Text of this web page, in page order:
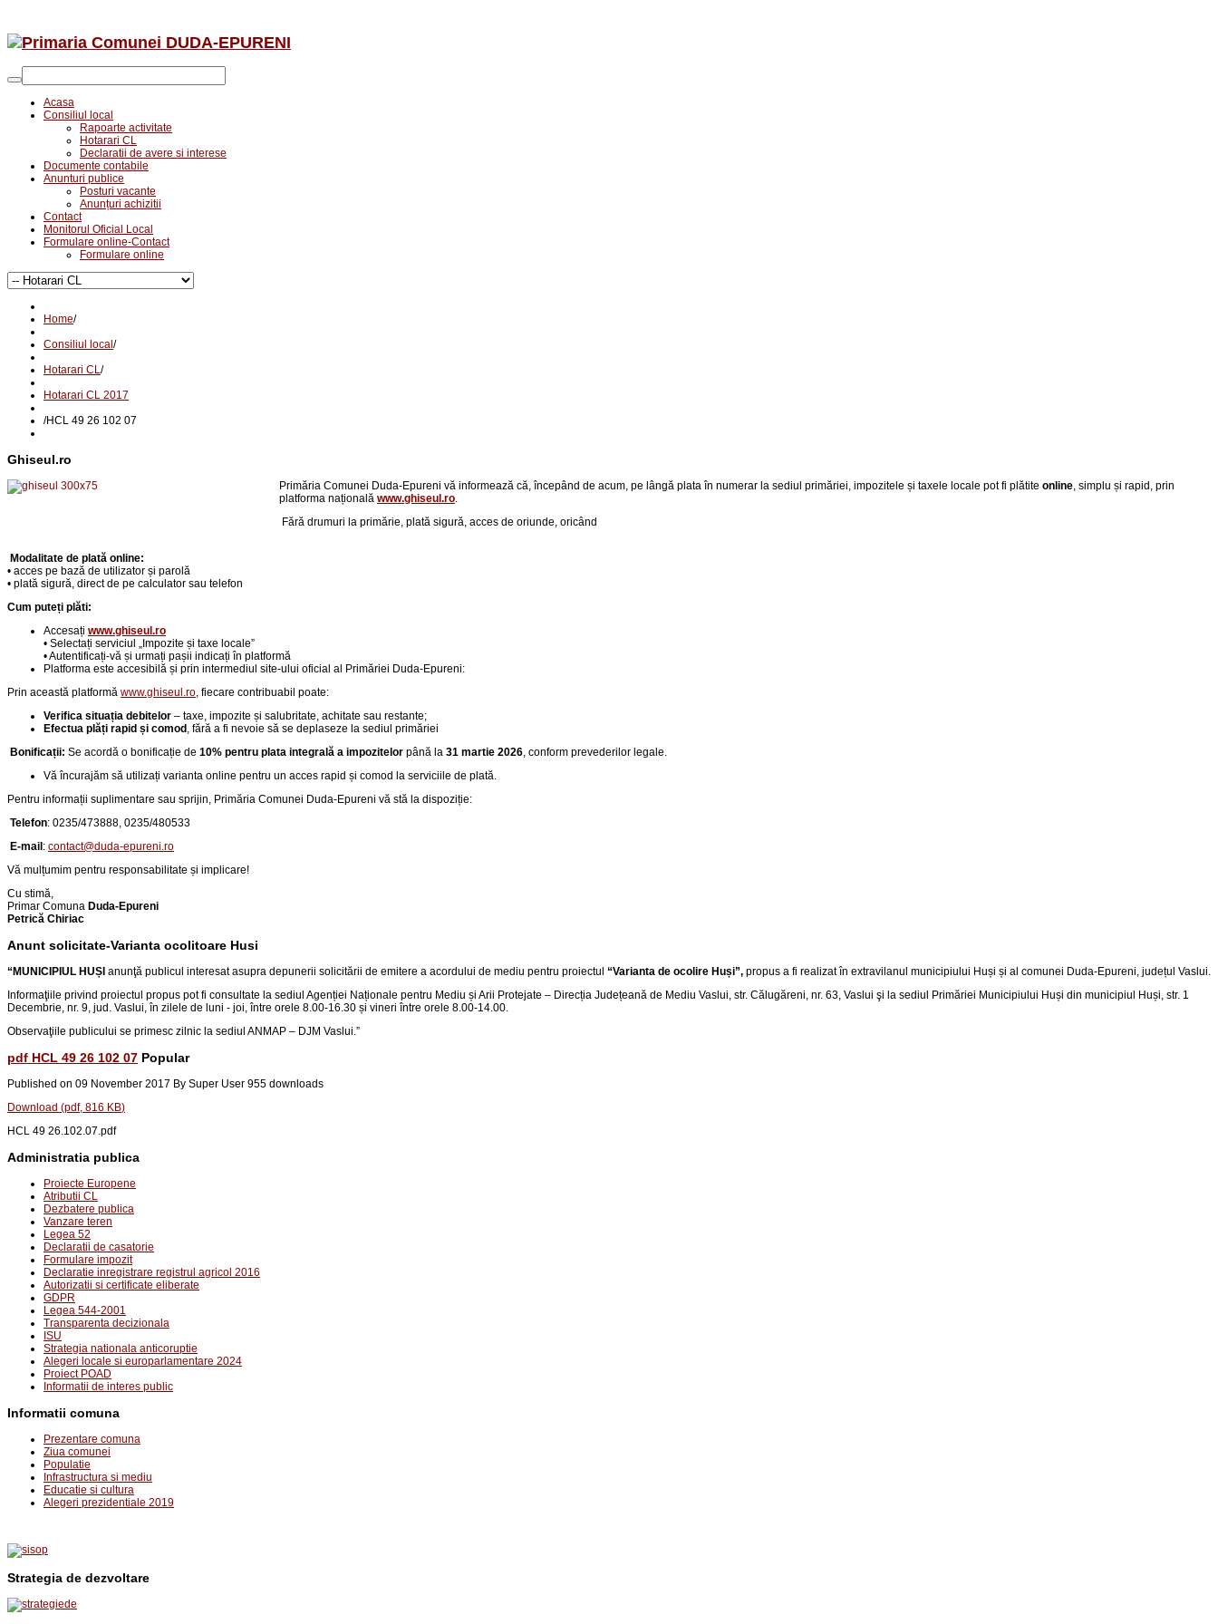
Acasa
Consiliul local
Rapoarte activitate
Hotarari CL
Declaratii de avere si interese
Documente contabile
Anunturi publice
Posturi vacante
Anunțuri achizitii
Contact
Monitorul Oficial Local
Formulare online-Contact
Formulare online
Home/
Consiliul local/
Hotarari CL/
Hotarari CL 2017
/HCL 49 26 102 07
Ghiseul.ro
Primăria Comunei Duda-Epureni vă informează că, începând de acum, pe lângă plata în numerar la sediul primăriei, impozitele și taxele locale pot fi plătite online, simplu și rapid, prin
platforma națională www.ghiseul.ro.
Fără drumuri la primărie, p lată sigură, acces de oriunde, oricând
Modalitate de plată online:
• acces pe bază de utilizator și parolă
• plată sigură, direct de pe calculator sau telefon
Cum puteți plăti:
Accesați www.ghiseul.ro
• Selectați serviciul „Impozite și taxe locale”
• Autentificați-vă și urmați pașii indicați în platformă
Platforma este accesibilă și prin intermediul site-ului oficial al Primăriei Duda-Epureni:
Prin această platformă www.ghiseul.ro, fiecare contribuabil poate:
Verifica situația debitelor – taxe, impozite și salubritate, achitate sau restante;
Efectua plăți rapid și comod , fără a fi nevoie să se deplaseze la sediul primăriei
Bonificații: Se acordă o bonificație de 10% pentru plata integrală a impozitelor până la 31 martie 2026, conform prevederilor legale.
Vă încurajăm să utilizați varianta online pentru un acces rapid și comod la serviciile de plată.
Pentru informații suplimentare sau sprijin, Primăria Comunei Duda-Epureni vă stă la dispoziție:
Telefon: 0235/473888, 0235/480533
E-mail : contact@duda-epureni.ro
Vă mulțumim pentru responsabilitate și implicare!
Cu stimă,
Primar Comuna Duda-Epureni
Petrică Chiriac
Anunt solicitate-Varianta ocolitoare Husi
“MUNICIPIUL HUȘI anunţă publicul interesat asupra depunerii solicitării de emitere a acordului de mediu pentru proiectul “Varianta de ocolire Huși”, propus a fi realizat în extravilanul municipiului Huși și al comunei Duda-Epureni, județul Vaslui.
Informaţiile privind proiectul propus pot fi consultate la sediul Agenției Naționale pentru Mediu și Arii Protejate – Direcția Județeană de Mediu Vaslui, str. Călugăreni, nr. 63, Vaslui şi la sediul Primăriei Municipiului Huși din municipiul Huși, str. 1
Decembrie, nr. 9, jud. Vaslui, în zilele de luni - joi, între orele 8.00-16.30 și vineri între orele 8.00-14.00.
Observaţiile publicului se primesc zilnic la sediul ANMAP – DJM Vaslui.”
pdf HCL 49 26 102 07 Popular
Published on 09 November 2017 By Super User 955 downloads
Download (pdf, 816 KB)
HCL 49 26.102.07.pdf
Administratia publica
Proiecte Europene
Atributii CL
Dezbatere publica
Vanzare teren
Legea 52
Declaratii de casatorie
Formulare impozit
Declaratie inregistrare registrul agricol 2016
Autorizatii si certificate eliberate
GDPR
Legea 544-2001
Transparenta decizionala
ISU
Strategia nationala anticoruptie
Alegeri locale si europarlamentare 2024
Proiect POAD
Informatii de interes public
Informatii comuna
Prezentare comuna
Ziua comunei
Populatie
Infrastructura si mediu
Educatie si cultura
Alegeri prezidentiale 2019
Strategia de dezvoltare